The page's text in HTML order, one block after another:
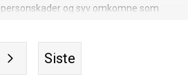
personskader og syv omkomne som
ekstra mange ferieglade turister på
campingplassene. Norsk
Siste